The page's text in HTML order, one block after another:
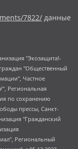
7822/ данные
Владыкина Елена Сергеевна, Гельман Марат Александрович, Никульшина Вероника Юрьевна, Толоконникова Надежда Андреевна, Шендерович Виктор Анатольевич, Общество с ограниченной ответственностью "Данное сообщение", Общество с ограниченной ответственностью Издательский дом "Новая глава", Айнбиндер Александра Александровна, Московский комьюнити-центр для ЛГБТ+инициатив, Благотворительный фонд развития филантропии, Deutsche Welle (Германия, Kurt-Schumacher-Strasse 3, 53113 Bonn), Борзунова Мария Михайловна, Воробьев Виктор Викторович, Голубева Анна Львовна, Константинова Алла Михайловна, Малкова Ирина Владимировна, Мурадов Мурад Абдулгалимович, Осетинская Елизавета Николаевна, Понасенков Евгений Николаевич, Ганапольский Матвей Юрьевич, Киселев Евгений Алексеевич, Борухович Ирина Григорьевна, Дремин Иван Тимофеевич, Дубровский Дмитрий Викторович, Красноярская региональная общественная организация поддержки и развития альтернативных образовательных технологий и межкультурных коммуникаций "ИНТЕРРА", Маяковская Екатерина Алексеевна, Фейгин Марк Захарович, Филимонов Андрей Викторович, Дзугкоева Регина Николаевна, Доброхотов Роман Александрович, Дудь Юрий Александрович, Елкин Сергей Владимирович, Кругликов Кирилл Игоревич, Сабунаева Мария Леонидовна, Семенов Алексей Владимирович, Шаинян Карен Багратович, Шульман Екатерина Михайловна, Асафьев Артур Валерьевич, Вахштайн Виктор Семенович, Венедиктов Алексей Алексеевич, Лушникова Екатерина Евгеньевна, Волков Леонид Михайлович, Невзоров Александр Глебович, Пархоменко Сергей Борисович, Сироткин Ярослав Николаевич, Кара-Мурза Владимир Владимирович, Баранова Наталья Владимировна, Гозман Леонид Яковлевич, Кагарлицкий Борис Юльевич, Климарев Михаил Валерьевич, Милов Владимир Станиславович, Автономная некоммерческая организация Краснодарский центр современного искусства "Типография", Моргенштерн Алишер Тагирович, Соболь Любовь Эдуардовна, Общество с ограниченной ответственностью "ЛИЗА НОРМ", Каспаров Гарри Кимович, Ходорковский Михаил Борисович, Общество с ограниченной ответственностью "Апрельские тезисы", Данилович Ирина Брониславовна, Кашин Олег Владимирович, Петров Николай Владимирович, Пивоваров Алексей Владимирович, Соколов Михаил Владимирович, Цветкова Юлия Владимировна, Чичваркин Евгений Александрович, Комитет против пыток/Команда против пыток, Общество с ограниченной ответственностью "Первый научный", Общество с ограниченной ответственностью "Вертолет и ко", Белоцерковская Вероника Борисовна, Кац Максим Евгеньевич, Лазарева Татьяна Юрьевна, Шаведдинов Руслан Табризович, Яшин Илья Валерьевич, Общество с ограниченной ответственностью "Иноагент ААВ", Алешковский Дмитрий Петрович, Альбац Евгения Марковна, Быков Дмитрий Львович, Галямина Юлия Евгеньевна, Лойко Сергей Леонидович, Мартынов Кирилл Константинович, Медведев Сергей Александрович, Крашенинников Федор Геннадиевич, Гордеева Катерина Вл